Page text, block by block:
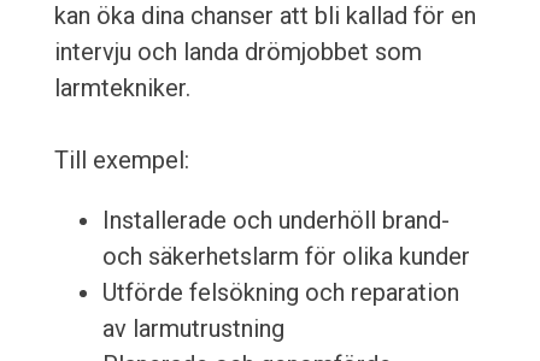
kan öka dina chanser att bli kallad för en
intervju och landa drömjobbet som
larmtekniker.
Till exempel:
Installerade och underhöll brand-
och säkerhetslarm för olika kunder
Utförde felsökning och reparation
av larmutrustning